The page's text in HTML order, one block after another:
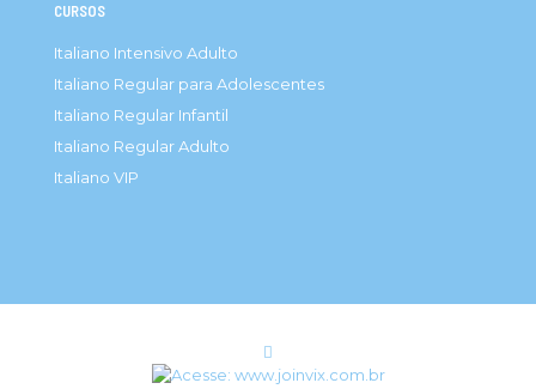
CURSOS
Italiano Intensivo Adulto
Italiano Regular para Adolescentes
Italiano Regular Infantil
Italiano Regular Adulto
Italiano VIP